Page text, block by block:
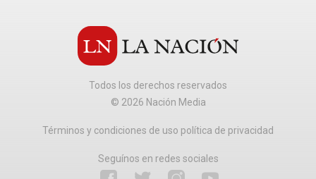
Todos los derechos reservados
© 2026 Nación Media
Términos y condiciones de uso política de privacidad
Seguínos en redes sociales